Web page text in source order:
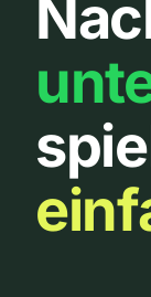
Über uns
Urbanlist